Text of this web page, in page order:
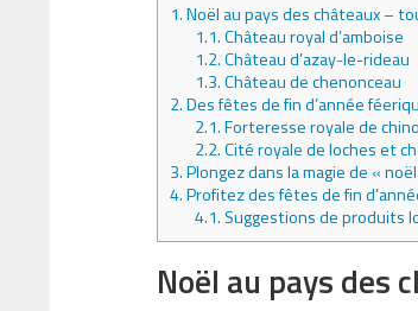
1.Noël au pays des châteaux –
1.1.Château royal d’amboise
1.2.Château d’azay-le-rideau
1.3.Château de chenonceau
2.Des fêtes de fin d’année
2.1.Forteresse royale de
2.2.Cité royale de loches et
3.Plongez dans la magie de «
4.Profitez des fêtes de fin
4.1.Suggestions de produits
Noël au pays des